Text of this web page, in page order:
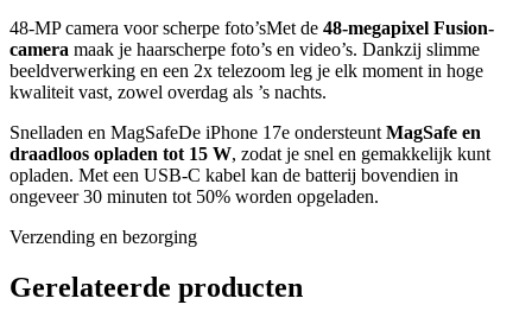
48-MP camera voor scherpe foto’sMet de 48-megapixel Fusion-
camera maak je haarscherpe foto’s en video’s. Dankzij slimme
beeldverwerking en een 2x telezoom leg je elk moment in hoge
kwaliteit vast, zowel overdag als ’s nachts.
Snelladen en MagSafeDe iPhone 17e ondersteunt MagSafe en
draadloos opladen tot 15 W, zodat je snel en gemakkelijk kunt
opladen. Met een USB-C kabel kan de batterij bovendien in
ongeveer 30 minuten tot 50% worden opgeladen.
Verzending en bezorging
Gerelateerde producten